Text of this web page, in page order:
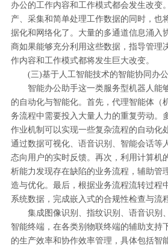
办公的工作内容和工作模式都会发生改变
产、采集和简单处理工作数据的同时，也
据化和网络化了。大量的多通道信息涌入
商如果能够充分利用这些数据，指导管理
作内容和工作模式都将发生巨大改变。
(三)基于人工智能技术的智能协同办公
智能办公助手这一类服务型机器人能
的自动化与智能化。首先，代理智能体（
务流程中需要投入大量人力的重复劳动。
作业机制可以实现一些复杂流程的自动化
通过数据可视化、语音识别、智能会话等
态向用户的实时反馈。再次，利用计算机
析能力发现存在缺陷的业务流程，辅助管
造与优化。最后，根据业务流程流转过程
系统数据，完成嵌入式的合规性检查与流
集成图像识别、指纹识别、语音识别
智能终端，在各类别物联终端的辅助支持
的生产效率和协作效率管理，具体包括智